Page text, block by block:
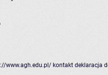
www.agh.edu.pl/ kontakt deklaracja